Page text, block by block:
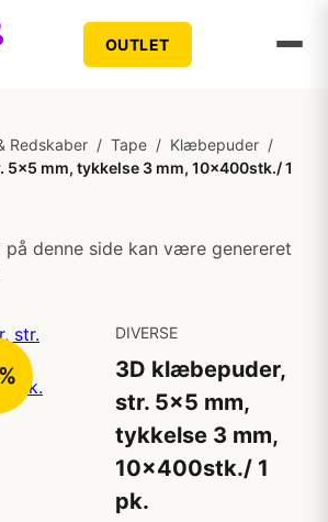
OUTLET
Redskaber / Tape / Klæbepuder /
mm, tykkelse 3 mm, 10x400stk./ 1
på denne side kan være genereret
DIVERSE
3D klæbepuder,
str. 5x5 mm,
tykkelse 3 mm,
10x400stk./ 1
pk.